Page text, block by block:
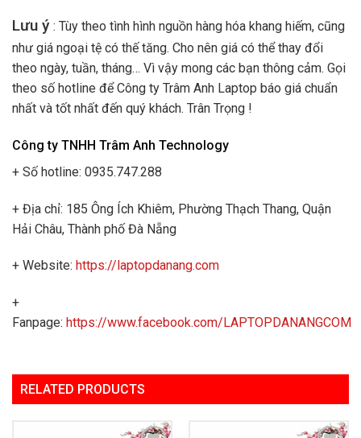
Lưu ý : Tùy theo tình hình nguồn hàng hóa khang hiếm, cũng
như giá ngoại tệ có thế tăng. Cho nên giá có thể thay đổi
theo ngày, tuần, tháng… Vì vậy mong các bạn thông cảm. Gọi
theo số hotline để Công ty Trâm Anh Laptop báo giá chuẩn
nhất và tốt nhất đến quý khách. Trân Trọng !
Công ty TNHH Trâm Anh Technology
+ Số hotline: 0935.747.288
+ Địa chỉ: 185 Ông Ích Khiêm, Phường Thạch Thang, Quận
Hải Châu, Thành phố Đà Nẵng
+ Website: https://laptopdanang.com
+
Fanpage: https://www.facebook.com/LAPTOPDANANGCOM
RELATED PRODUCTS